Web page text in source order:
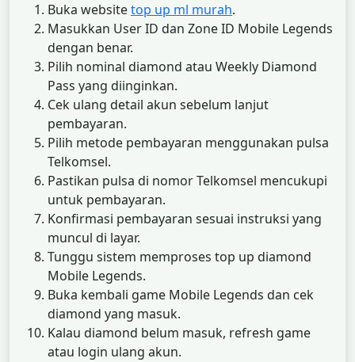
Buka websitetop up ml murah.
Masukkan User ID dan Zone ID Mobile Legends
dengan benar.
Pilih nominal diamond atau Weekly Diamond
Pass yang diinginkan.
Cek ulang detail akun sebelum lanjut
pembayaran.
Pilih metode pembayaran menggunakan pulsa
Telkomsel.
Pastikan pulsa di nomor Telkomsel mencukupi
untuk pembayaran.
Konfirmasi pembayaran sesuai instruksi yang
muncul di layar.
Tunggu sistem memproses top up diamond
Mobile Legends.
Buka kembali game Mobile Legends dan cek
diamond yang masuk.
Kalau diamond belum masuk, refresh game
atau login ulang akun.